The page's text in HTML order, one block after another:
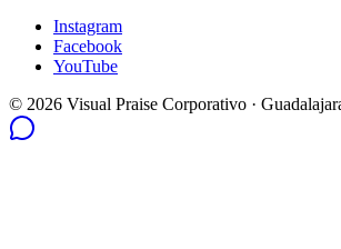
Instagram
Facebook
YouTube
© 2026 Visual Praise Corporativo ·